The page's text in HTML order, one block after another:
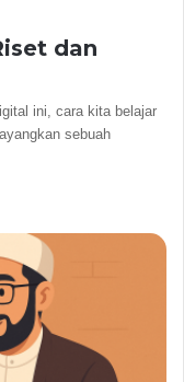
dan
ini, cara kita belajar
sebuah